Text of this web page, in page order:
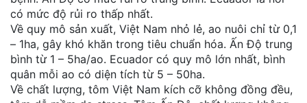
có mức độ rủi ro thấp nhất.
Về quy mô sản xuất, Việt Nam nhỏ lẻ, ao nuôi chỉ từ 0,1
– 1ha, gây khó khăn trong tiêu chuẩn hóa. Ấn Độ trung
bình từ 1 – 5ha/ao. Ecuador có quy mô lớn nhất, bình
quân mỗi ao có diện tích từ 5 – 50ha.
Về chất lượng, tôm Việt Nam kích cỡ không đồng đều,